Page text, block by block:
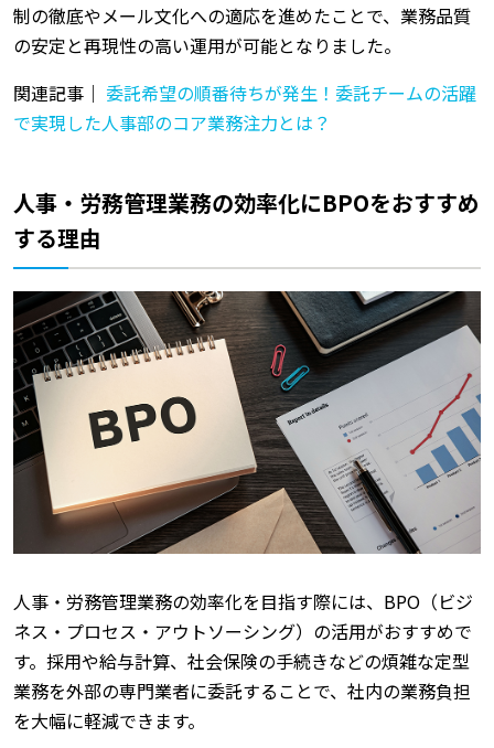
制の徹底やメール文化への適応を進めたことで、業務品質
の安定と再現性の高い運用が可能となりました。
関連記事｜ 委託希望の順番待ちが発生！委託チームの活躍
で実現した人事部のコア業務注力とは？
人事・労務管理業務の効率化にBPOをおすすめ
する理由
人事・労務管理業務の効率化を目指す際には、BPO（ビジ
ネス・プロセス・アウトソーシング）の活用がおすすめで
す。採用や給与計算、社会保険の手続きなどの煩雑な定型
業務を外部の専門業者に委託することで、社内の業務負担
を大幅に軽減できます。